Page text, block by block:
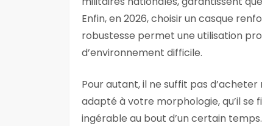
Enfin, en 2026, choisir un casque
robustesse permet une utilisation
d’environnement difficile.
Pour autant, il ne suffit pas
adapté à votre morphologie, qu’il se
ingérable au bout d’un certain